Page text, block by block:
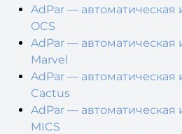
AdPar — автоматическая
OCS
AdPar — автоматическая
Marvel
AdPar — автоматическая
Cactus
AdPar — автоматическая
MICS